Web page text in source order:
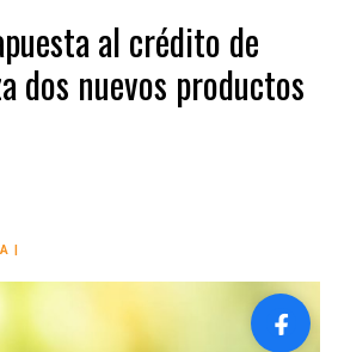
al crédito de
dos nuevos productos